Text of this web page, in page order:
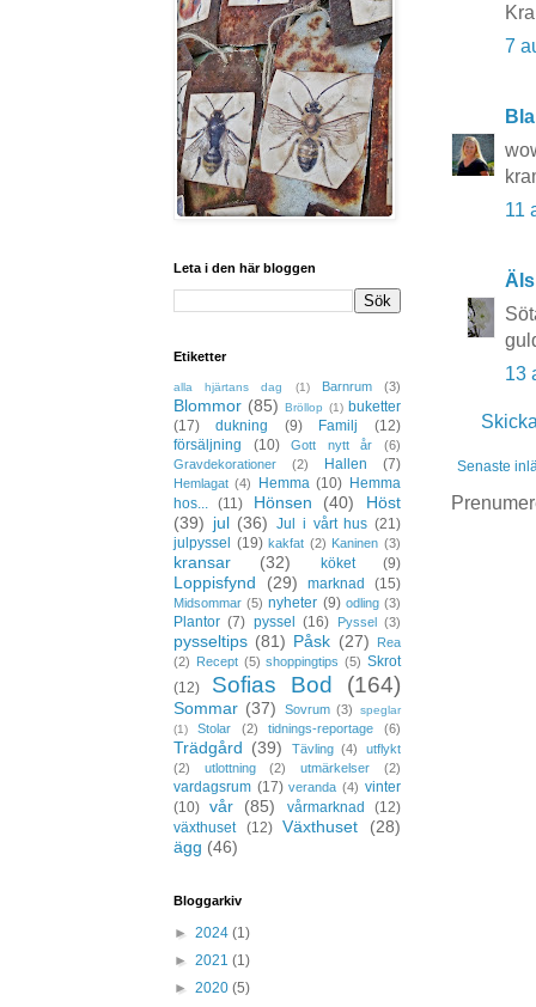
7
11
13
Senaste
Leta i den här bloggen
Etiketter
alla hjärtans dag (1) Barnrum (3)
Blommor (85) Bröllop (1) buketter
(17)
dukning (9) Familj
(12)
försäljning
(10) Gott nytt år
(6)
Gravdekorationer
(2) Hallen (7)
Hemlagat (4) Hemma (10) Hemma
hos...
(11) Hönsen (40)
Höst
(39) jul (36) Jul i vårt hus (21)
julpyssel
(19) kakfat (2) Kaninen (3)
kransar (32) köket (9)
Loppisfynd (29) marknad (15)
Midsommar (5) nyheter (9) odling (3)
Plantor (7) pyssel (16) Pyssel (3)
pysseltips (81) Påsk (27)
Rea
(2) Recept (5) shoppingtips (5) Skrot
(12)
Sofias Bod (164)
Sommar (37) Sovrum (3)
speglar
(1)
Stolar (2) tidnings-reportage (6)
Trädgård (39) Tävling (4)
utflykt
(2)
utlottning (2) utmärkelser (2)
vardagsrum (17) veranda (4) vinter
(10) vår (85) vårmarknad
(12)
växthuset
(12) Växthuset
(28)
ägg (46)
Bloggarkiv
► 2024 (1)
► 2021 (1)
► 2020 (5)